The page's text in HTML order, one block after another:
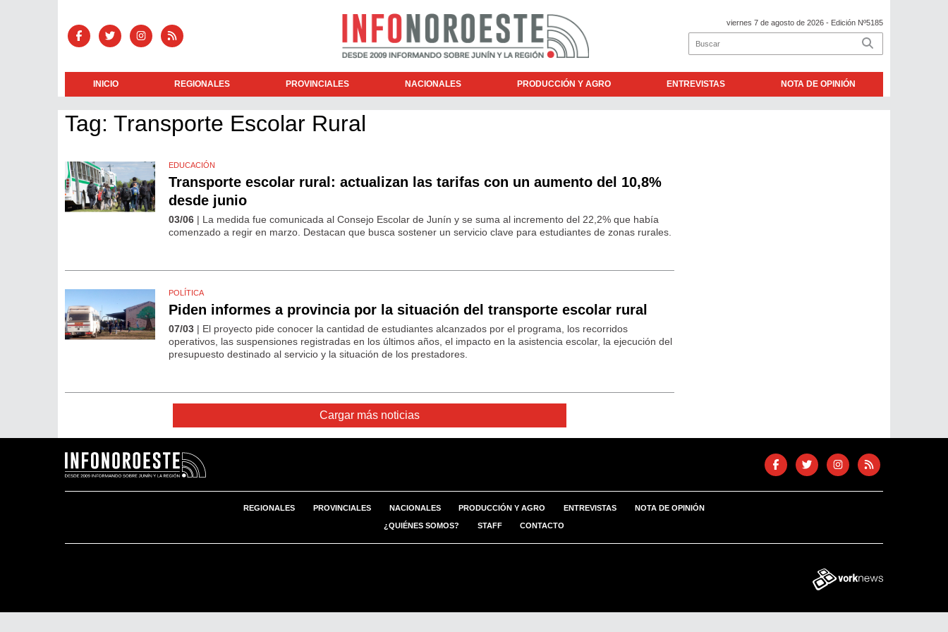
viernes 7 de agosto de 2026 - Edición Nº5185
INICIO REGIONALES PROVINCIALES NACIONALES PRODUCCIÓN Y AGRO ENTREVISTAS NOTA DE OPINIÓN
Tag: Transporte Escolar Rural
EDUCACIÓN
Transporte escolar rural: actualizan las tarifas con un aumento del 10,8%
desde junio
03/06 | La medida fue comunicada al Consejo Escolar de Junín y se suma al incremento del 22,2% que había
comenzado a regir en marzo. Destacan que busca sostener un servicio clave para estudiantes de zonas rurales.
POLÍTICA
Piden informes a provincia por la situación del transporte escolar rural
07/03 | El proyecto pide conocer la cantidad de estudiantes alcanzados por el programa, los recorridos
operativos, las suspensiones registradas en los últimos años, el impacto en la asistencia escolar, la ejecución del
presupuesto destinado al servicio y la situación de los prestadores.
Cargar más noticias
REGIONALES PROVINCIALES NACIONALES PRODUCCIÓN Y AGRO ENTREVISTAS NOTA DE OPINIÓN
¿QUIÉNES SOMOS? STAFF CONTACTO